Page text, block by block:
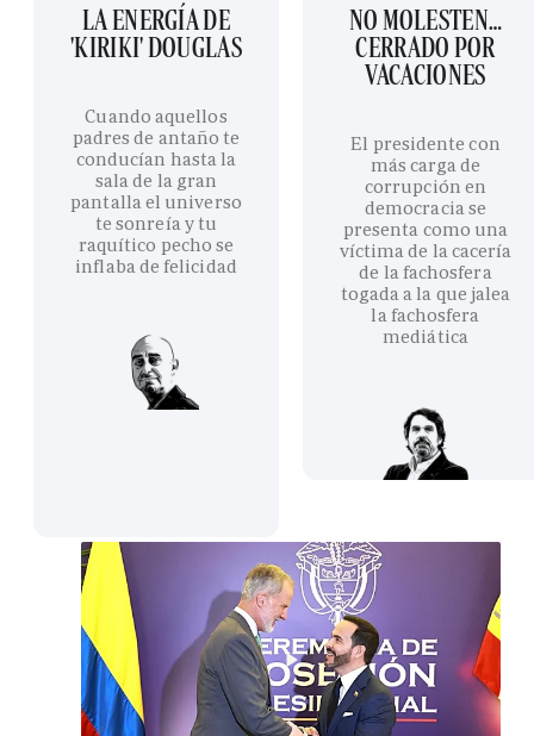
LA ENERGÍA DE
'KIRIKI' DOUGLAS
Cuando aquellos
padres de antaño te
conducían hasta la
sala de la gran
pantalla el universo
te sonreía y tu
raquítico pecho se
inflaba de felicidad
NO MOLESTEN…
CERRADO POR
VACACIONES
El presidente con
más carga de
corrupción en
democracia se
presenta como una
víctima de la cacería
de la fachosfera
togada a la que jalea
la fachosfera
mediática